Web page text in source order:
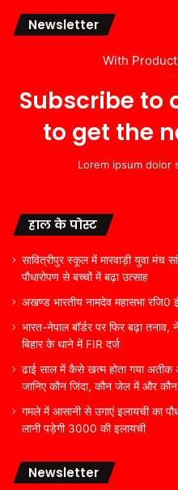
Newsletter
With
Subscribe to
to get the
Lorem ipsum dolor
हाल के पोस्ट
सावित्रीपुर स्कूल में मारवाड़ी युवा मंच
पौधारोपण से बच्चों में बढ़ा उत्साह
अखण्ड भारतीय नामदेव महासभा रजि0
भारत-नेपाल बॉर्डर पर फिर बढ़ा तनाव,
बिहार के थाने में FIR दर्ज
ढाई साल में कैसे खत्म होता गया
जानिए कौन जिंदा, कौन जेल में और कौन
गमले में आसानी से उगाएं इलायची का
लानी पड़ेगी 3000 की इलायची
Newsletter